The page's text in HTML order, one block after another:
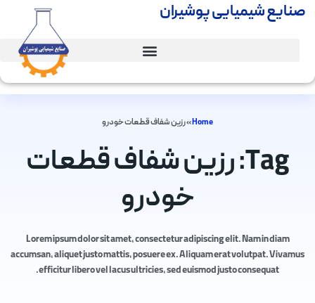
صنایع شیمیایی پوشیران
Home
»رزین شفاف قطعات خودرو
Tag: رزین شفاف قطعات
خودرو
Lorem ipsum dolor sit amet, consectetur adipiscing elit. Nam in diam
accumsan, aliquet justo mattis, posuere ex. Aliquam erat volutpat. Vivamus
efficitur libero vel lacus ultricies, sed euismod justo consequat.